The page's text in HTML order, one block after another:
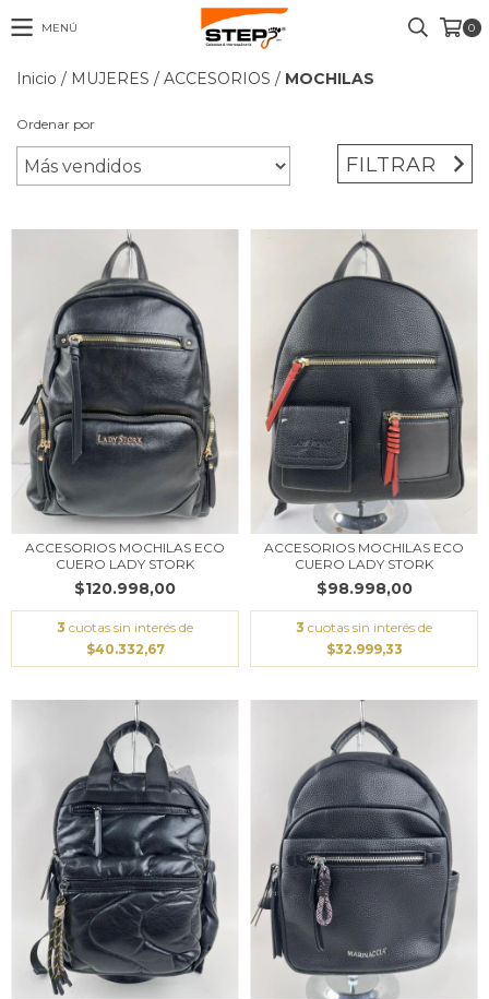
MENÚ 0
Inicio / MUJERES / ACCESORIOS / MOCHILAS
Ordenar por
FILTRAR
ACCESORIOS MOCHILAS ECO
CUERO LADY STORK
$120.998,00
3 cuotas sin interés de
$40.332,67
ACCESORIOS MOCHILAS ECO
CUERO LADY STORK
$98.998,00
3 cuotas sin interés de
$32.999,33